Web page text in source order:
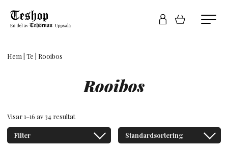
Hem Te | Rooibos
Rooibos
Visar 1–16 av 34 resultat
Filter